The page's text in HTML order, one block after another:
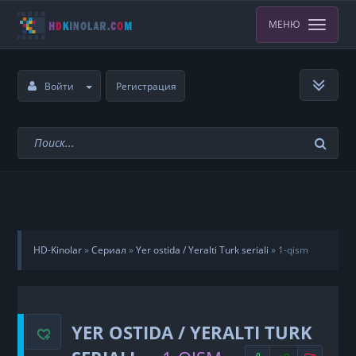
МЕНЮ
Войти Регистрация
HD-Kinolar»Сериал »Yer ostida / Yeralti Turk seriali » 1-qism
YER OSTIDA / YERALTI TURK